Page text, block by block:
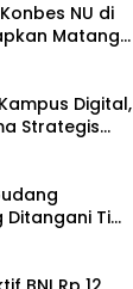
NU di
Matang,
Digital,
Strategis
Tim